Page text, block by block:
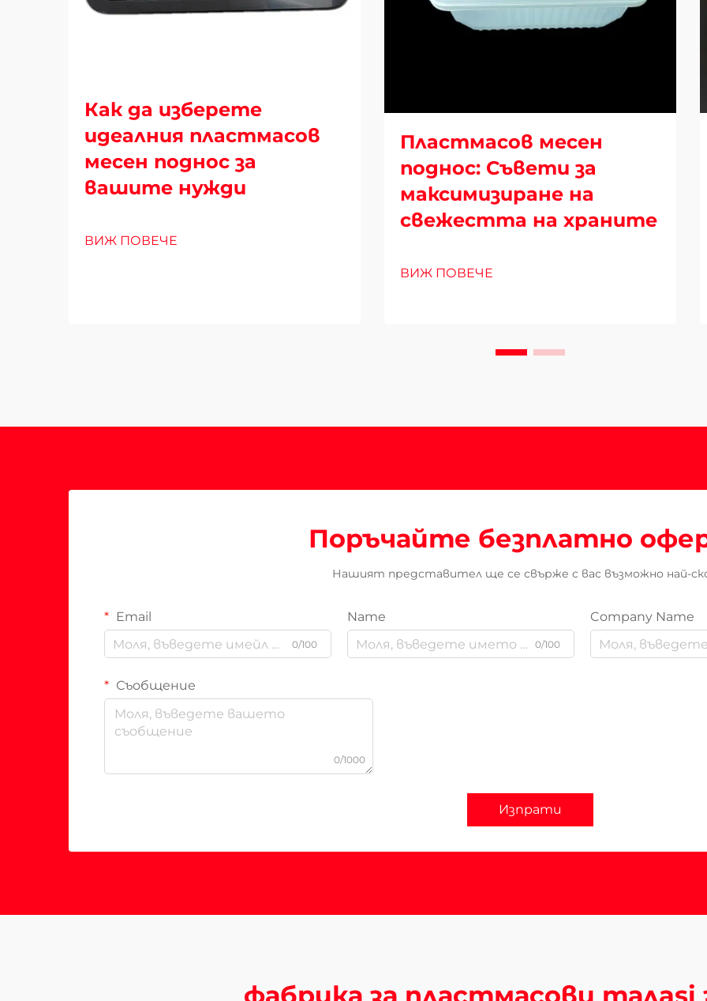
Как да изберете
идеалния пластмасов
месен поднос за
вашите нужди
ВИЖ ПОВЕЧЕ
Пластмасов месен
поднос: Съвети за
максимизиране на
свежестта на храните
ВИЖ ПОВЕЧЕ
Поръчайте безплатно
Нашият представител ще се свърже с вас възможно най-
Email
0/100
Name
0/100
Company Name
Съобщение
0/1000
Изпрати